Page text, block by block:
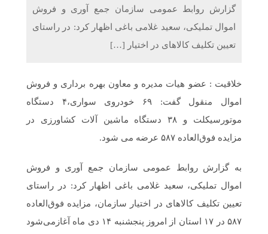
گزارش روابط عمومی سازمان جمع آوری و فروش
اموال تملیکی، سعید غلامی باغی اظهار کرد: در راستای
تعیین تکلیف کالاهای در اختیار […]
خلاقیت : عضو هیات مدیره و معاون بهره برداری و فروش
اموال منقول گفت: ۶۹ خودروی سواری،۴ دستگاه
موتورسیکلت و ۳۸ دستگاه ماشین آلات کشاورزی در
مزایده فوق‌العاده ۵۸۷ عرضه می شود.
به گزارش روابط عمومی سازمان جمع آوری و فروش
اموال تملیکی، سعید غلامی باغی اظهار کرد: در راستای
تعیین تکلیف کالاهای در اختیار سازمان، مزایده فوق‌العاده
۵۸۷ در ۱۷ استان از امروز پنجشنبه ۱۴ دی ماه آغازمی‌شود